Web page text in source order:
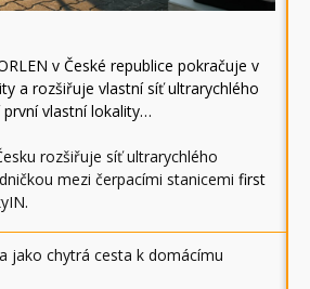
v České republice pokračuje v
a rozšiřuje vlastní síť ultrarychlého
vlastní lokality…
rozšiřuje síť ultrarychlého
mezi čerpacími stanicemi first
.
jako chytrá cesta k domácímu